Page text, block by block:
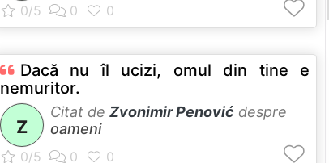
Dacă nu îl ucizi, omul din tine e
nemuritor.
Z
Citat de Zvonimir Penović despre
oameni